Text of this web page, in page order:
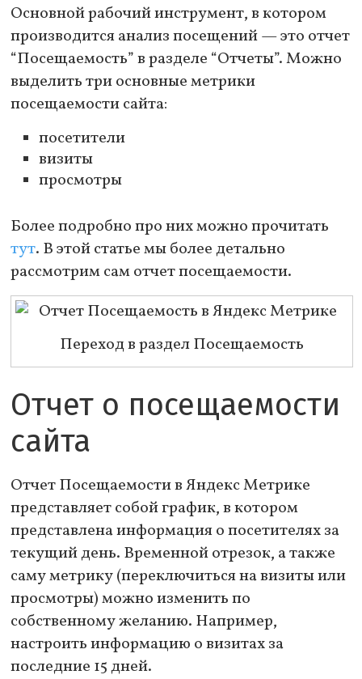
Основной рабочий инструмент, в котором
производится анализ посещений — это отчет
“Посещаемость” в разделе “Отчеты”. Можно
выделить три основные метрики
посещаемости сайта:
посетители
визиты
просмотры
Более подробно про них можно прочитать
тут. В этой статье мы более детально
рассмотрим сам отчет посещаемости.
Переход в раздел Посещаемость
Отчет о посещаемости
сайта
Отчет Посещаемости в Яндекс Метрике
представляет собой график, в котором
представлена информация о посетителях за
текущий день. Временной отрезок, а также
саму метрику (переключиться на визиты или
просмотры) можно изменить по
собственному желанию. Например,
настроить информацию о визитах за
последние 15 дней.